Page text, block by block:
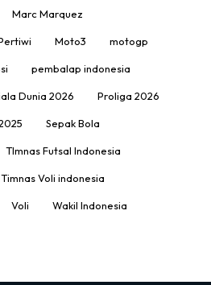
Marc Marquez
Moto3 motogp
pembalap indonesia
Dunia 2026 Proliga 2026
Sepak Bola
TImnas Futsal Indonesia
Timnas Voli indonesia
Voli Wakil Indonesia